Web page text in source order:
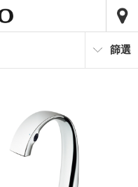
篩選